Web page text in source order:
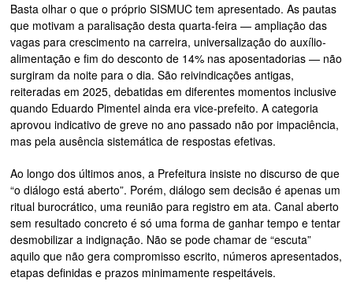
Basta olhar o que o próprio SISMUC tem apresentado. As pautas
que motivam a paralisação desta quarta-feira — ampliação das
vagas para crescimento na carreira, universalização do auxílio-
alimentação e fim do desconto de 14% nas aposentadorias — não
surgiram da noite para o dia. São reivindicações antigas,
reiteradas em 2025, debatidas em diferentes momentos inclusive
quando Eduardo Pimentel ainda era vice-prefeito. A categoria
aprovou indicativo de greve no ano passado não por impaciência,
mas pela ausência sistemática de respostas efetivas.
Ao longo dos últimos anos, a Prefeitura insiste no discurso de que
“o diálogo está aberto”. Porém, diálogo sem decisão é apenas um
ritual burocrático, uma reunião para registro em ata. Canal aberto
sem resultado concreto é só uma forma de ganhar tempo e tentar
desmobilizar a indignação. Não se pode chamar de “escuta”
aquilo que não gera compromisso escrito, números apresentados,
etapas definidas e prazos minimamente respeitáveis.